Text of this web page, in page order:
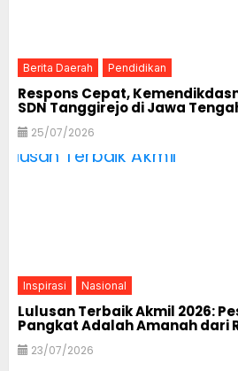
Berita Daerah Pendidikan
Respons Cepat,
SDN Tanggirejo di Jawa
25/07/2026
Inspirasi Nasional
Lulusan Terbaik Akmil 2026:
Pangkat Adalah Amanah dari
23/07/2026